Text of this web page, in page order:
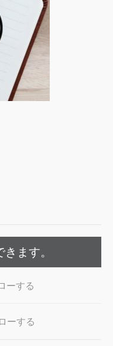
ます。
ーする
ーする